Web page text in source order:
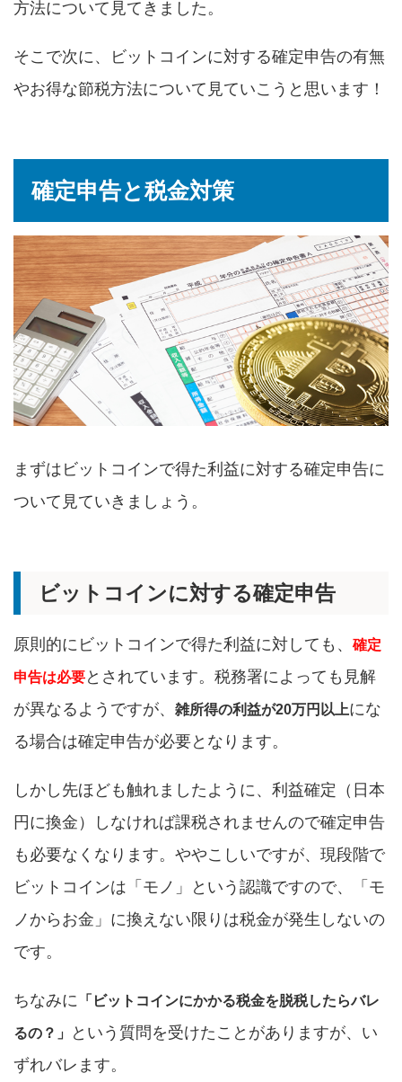
方法について見てきました。
そこで次に、ビットコインに対する確定申告の有無
やお得な節税方法について見ていこうと思います！
確定申告と税金対策
まずはビットコインで得た利益に対する確定申告に
ついて見ていきましょう。
ビットコインに対する確定申告
原則的にビットコインで得た利益に対しても、 確定
申告は必要とされています。税務署によっても見解
が異なるようですが、 雑所得の利益が20万円以上にな
る場合は確定申告が必要となります。
しかし先ほども触れましたように、利益確定（日本
円に換金）しなければ課税されませんので確定申告
も必要なくなります。ややこしいですが、現段階で
ビットコインは「モノ」という認識ですので、「モ
ノからお金」に換えない限りは税金が発生しないの
です。
ちなみに 「ビットコインにかかる税金を脱税したらバレ
るの？」
という質問を受けたことがありますが、い
ずれバレます。